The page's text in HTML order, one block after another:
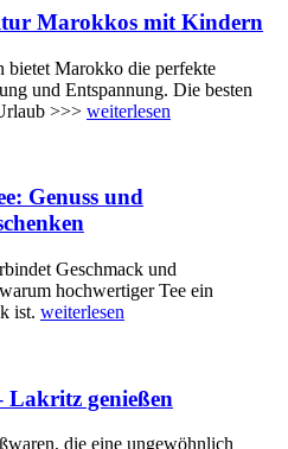
Marokkos mit Kindern
Marokko die perfekte
und Entspannung. Die besten
>>> weiterlesen
Genuss und
Geschmack und
hochwertiger Tee ein
ist. weiterlesen
Lakritz genießen
die eine ungewöhnlich